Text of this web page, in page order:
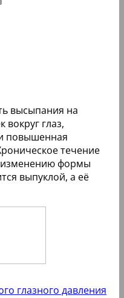
высыпания на
вокруг глаз,
повышенная
течение
изменению формы
выпуклой, а её
глазного давления